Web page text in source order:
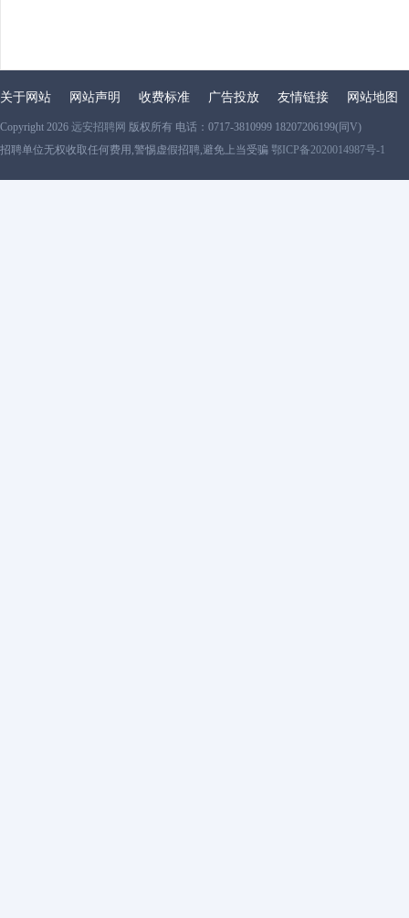
关于网站 网站声明 收费标准 广告投放 友情链接 网站地图
Copyright 2026 远安招聘网 版权所有 电话：0717-3810999 18207206199(同V)
招聘单位无权收取任何费用,警惕虚假招聘,避免上当受骗 鄂ICP备2020014987号-1